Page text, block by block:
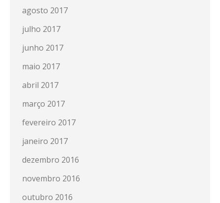
agosto 2017
julho 2017
junho 2017
maio 2017
abril 2017
março 2017
fevereiro 2017
janeiro 2017
dezembro 2016
novembro 2016
outubro 2016